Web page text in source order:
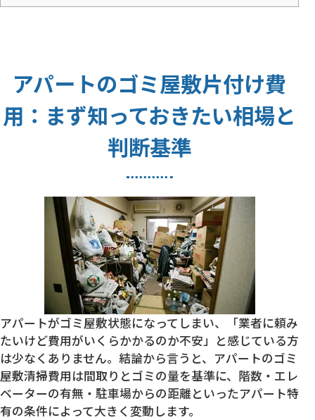
アパートのゴミ屋敷片付け費
用：まず知っておきたい相場と
判断基準
アパートがゴミ屋敷状態になってしまい、「業者に頼み
たいけど費用がいくらかかるのか不安」と感じている方
は少なくありません。結論から言うと、アパートのゴミ
屋敷清掃費用は間取りとゴミの量を基準に、階数・エレ
ベーターの有無・駐車場からの距離といったアパート特
有の条件によって大きく変動します。